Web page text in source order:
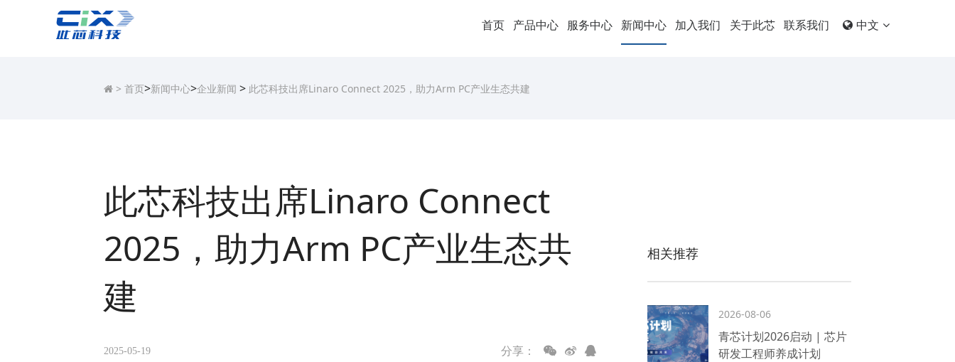
首页 产品中心 服务中心 新闻中心 加入我们 关于此芯 联系我们 中文
> 首页>新闻中心>企业新闻 > 此芯科技出席Linaro Connect 2025，助力Arm PC产业生态共建
此芯科技出席Linaro Connect
2025，助力Arm PC产业生态共
建
2025-05-19 分享：
相关推荐
2026-08-06
青芯计划2026启动 | 芯片
研发工程师养成计划